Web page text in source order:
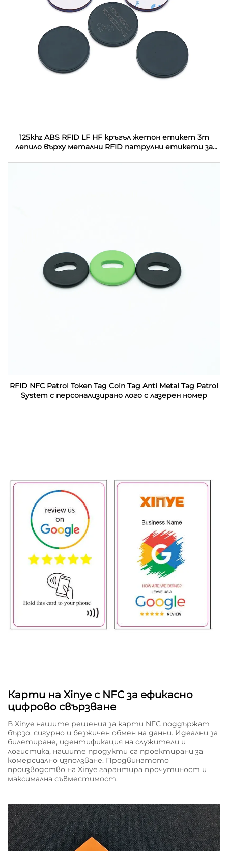
125khz ABS RFID LF HF кръгъл жетон етикет 3m
лепило върху метални RFID патрулни етикети за
RFID NFC Patrol Token Tag Coin Tag Anti Metal Tag Patrol
System с персонализирано лого с лазерен номер
Карти на Xinye с NFC за ефикасно
цифрово свързване
В Xinye нашите решения за карти NFC поддържат
бързо, сигурно и безжичен обмен на данни. Идеални за
билетиране, идентификация на служители и
логистика, нашите продукти са проектирани за
комерсиално използване. Продвинатото
производство на Xinye гарантира прочутиност и
максимална съвместимост.